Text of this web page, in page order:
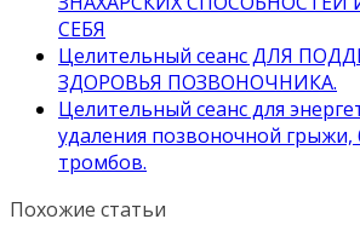
СЕБЯ
Целительный сеанс ДЛЯ
ЗДОРОВЬЯ ПОЗВОНОЧНИКА.
Целительный сеанс для
удаления позвоночной грыжи,
тромбов.
Похожие статьи